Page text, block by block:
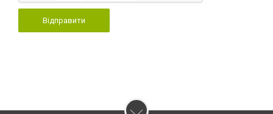
Відправити